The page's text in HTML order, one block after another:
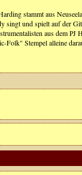
stammt aus
und spielt auf der
aus dem PJ
Folk" Stempel alleine